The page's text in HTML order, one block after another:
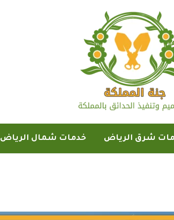
شرق الرياض خدمات شمال الرياض